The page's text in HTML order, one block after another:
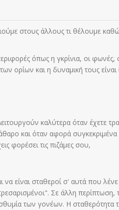
στους άλλους τι θέλουμε
όπως η γκρίνια, οι φωνές,
ορίων και η δυναμική τους είναι
καλύτερα όταν έχετε
και όταν αφορά συγκεκριμένα
φορέσει τις πιζάμες σου,
είναι σταθεροί σ' αυτά που
Σε άλλη
των γονέων. Η